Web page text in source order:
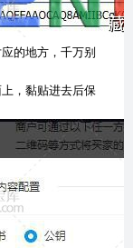
的地方，千万别
，黏贴进去后保